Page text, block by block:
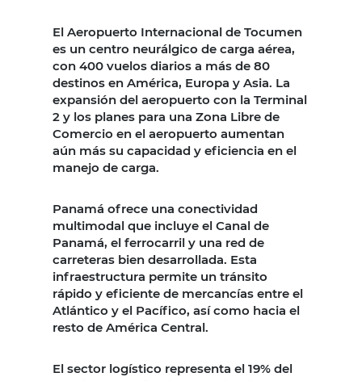
El Aeropuerto Internacional de Tocumen
es un centro neurálgico de carga aérea,
con 400 vuelos diarios a más de 80
destinos en América, Europa y Asia. La
expansión del aeropuerto con la Terminal
2 y los planes para una Zona Libre de
Comercio en el aeropuerto aumentan
aún más su capacidad y eficiencia en el
manejo de carga.
Panamá ofrece una conectividad
multimodal que incluye el Canal de
Panamá, el ferrocarril y una red de
carreteras bien desarrollada. Esta
infraestructura permite un tránsito
rápido y eficiente de mercancías entre el
Atlántico y el Pacífico, así como hacia el
resto de América Central.
El sector logístico representa el 19% del